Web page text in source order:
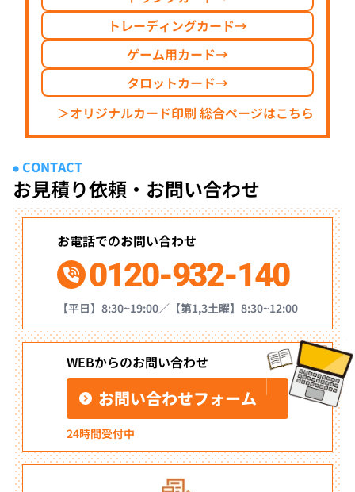
トレーディングカード→
ゲーム用カード→
タロットカード→
＞オリジナルカード印刷 総合ページはこちら
● CONTACT
お見積り依頼・お問い合わせ
お電話でのお問い合わせ
0120-932-140
【平日】8:30~19:00／【第1,3土曜】8:30~12:00
WEBからのお問い合わせ
お問い合わせフォーム
24時間受付中